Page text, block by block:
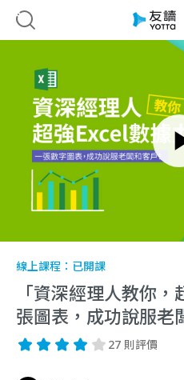
線上課程： 已開課
「資深經理人教你
張圖表，成功說服老
27 則評價